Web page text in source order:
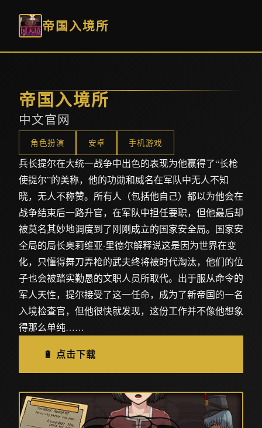
帝国入境所
帝国入境所
中文官网
角色扮演 安卓 手机游戏
兵长提尔在大统一战争中出色的表现为他赢得了“长枪
使提尔”的美称，他的功勋和威名在军队中无人不知
晓，无人不称赞。所有人（包括他自己）都以为他会在
战争结束后一路升官，在军队中担任要职，但他最后却
被莫名其妙地调度到了刚刚成立的国家安全局。国家安
全局的局长奥莉维亚·里德尔解释说这是因为世界在变
化，只懂得舞刀弄枪的武夫终将被时代淘汰，他们的位
子也会被踏实勤恳的文职人员所取代。出于服从命令的
军人天性，提尔接受了这一任命，成为了新帝国的一名
入境检查官，但他很快就发现，这份工作并不像他想象
得那么单纯……
🔋 点击下载